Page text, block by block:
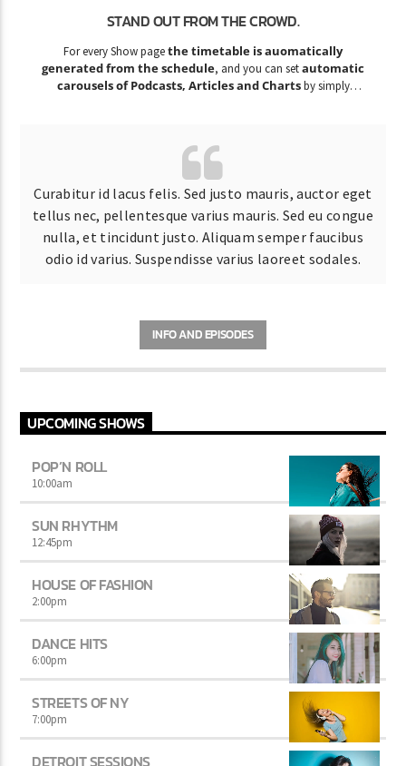
STAND OUT FROM THE CROWD.
For every Show pagethe timetable is auomatically
generated from the schedule, and you can setautomatic
carousels of Podcasts, Articles and Chartsby simply
Curabitur id lacus felis. Sed justo mauris, auctor eget
tellus nec, pellentesque varius mauris. Sed eu congue
nulla, et tincidunt justo. Aliquam semper faucibus
odio id varius. Suspendisse varius laoreet sodales.
INFO AND EPISODES
UPCOMING SHOWS
POP’N ROLL
10:00am
SUN RHYTHM
12:45pm
HOUSE OF FASHION
2:00pm
DANCE HITS
6:00pm
STREETS OF NY
7:00pm
DETROIT SESSIONS